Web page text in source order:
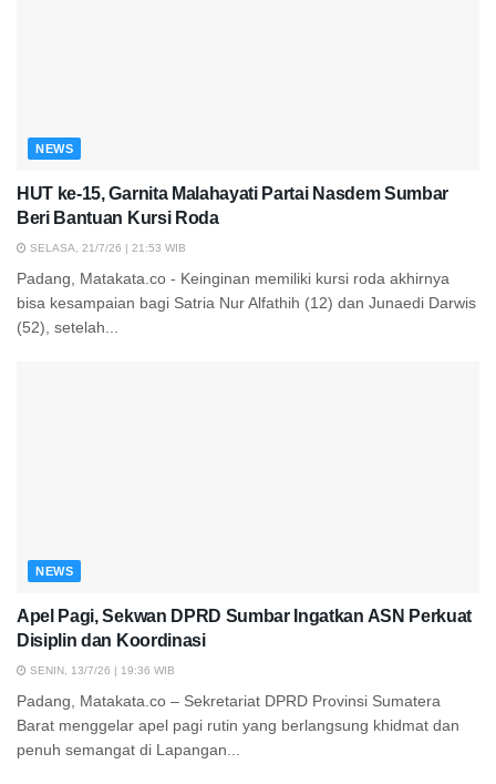
NEWS
HUT ke-15, Garnita Malahayati Partai Nasdem Sumbar
Beri Bantuan Kursi Roda
SELASA, 21/7/26 | 21:53 WIB
Padang, Matakata.co - Keinginan memiliki kursi roda akhirnya
bisa kesampaian bagi Satria Nur Alfathih (12) dan Junaedi Darwis
(52), setelah...
NEWS
Apel Pagi, Sekwan DPRD Sumbar Ingatkan ASN Perkuat
Disiplin dan Koordinasi
SENIN, 13/7/26 | 19:36 WIB
Padang, Matakata.co – Sekretariat DPRD Provinsi Sumatera
Barat menggelar apel pagi rutin yang berlangsung khidmat dan
penuh semangat di Lapangan...